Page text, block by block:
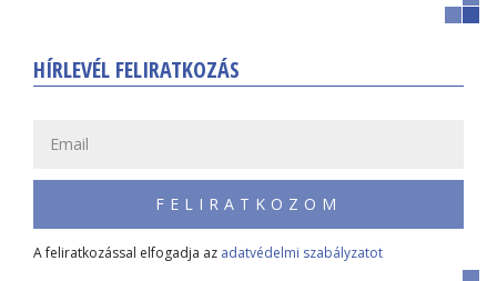
HÍRLEVÉL FELIRATKOZÁS
FELIRATKOZOM
A feliratkozással elfogadja az adatvédelmi szabályzatot